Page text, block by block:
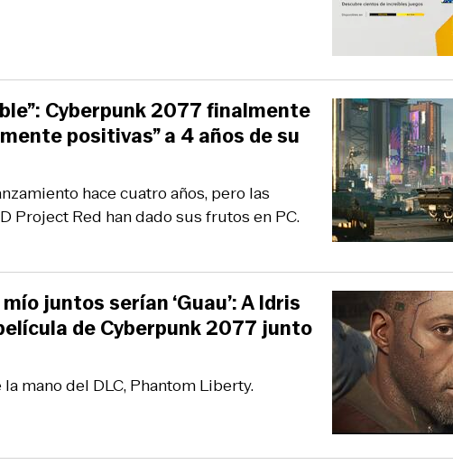
hace cuatro años, pero las
Project Red han dado sus frutos en PC.
Cyberpunk 2077 finalmente
positivas” a 4 años de su
mano del DLC, Phantom Liberty.
juntos serían ‘Guau’: A Idris
de Cyberpunk 2077 junto